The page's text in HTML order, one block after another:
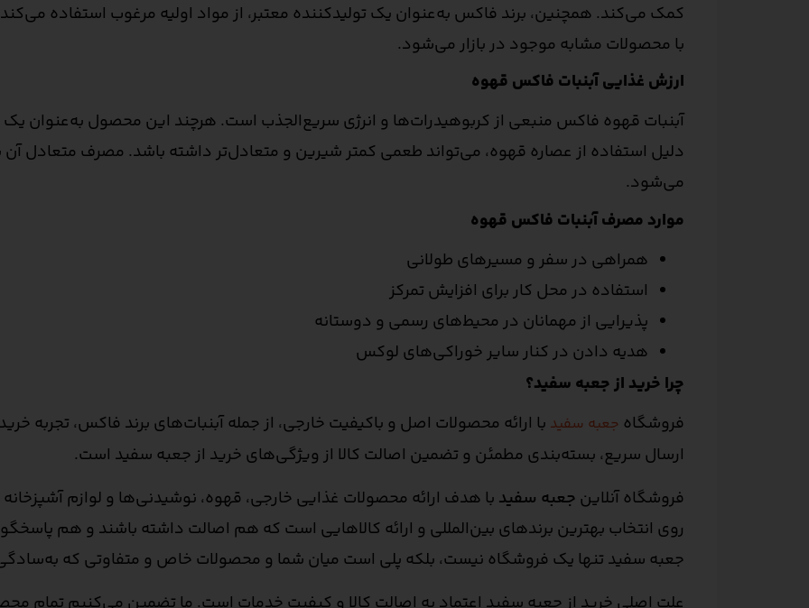
کمک می‌کند. همچنین، برند فاکس به‌عنوان یک تولیدکننده معتبر، از مواد اولیه مرغوب استفاده
با محصولات مشابه موجود در بازار می‌شود.
ارزش غذایی آبنبات فاکس قهوه
آبنبات قهوه فاکس منبعی از کربوهیدرات‌ها و انرژی سریع‌الجذب است. هرچند این محصول به‌عنوان
دلیل استفاده از عصاره قهوه، می‌تواند طعمی کمتر شیرین و متعادل‌تر داشته باشد. مصرف متعادل
می‌شود.
موارد مصرف آبنبات فاکس قهوه
همراهی در سفر و مسیرهای طولانی
استفاده در محل کار برای افزایش تمرکز
پذیرایی از مهمانان در محیط‌های رسمی و دوستانه
هدیه دادن در کنار سایر خوراکی‌های لوکس
چرا خرید از جعبه سفید؟
فروشگاه جعبه سفید با ارائه محصولات اصل و باکیفیت خارجی، از جمله آبنبات‌های برند فاکس، تجربه
ارسال سریع، بسته‌بندی مطمئن و تضمین اصالت کالا از ویژگی‌های خرید از جعبه سفید است.
فروشگاه آنلاین جعبه سفید با هدف ارائه محصولات غذایی خارجی، قهوه، نوشیدنی‌ها و لوازم
روی انتخاب بهترین برندهای بین‌المللی و ارائه کالاهایی است که هم اصالت داشته باشند و هم
جعبه سفید تنها یک فروشگاه نیست، بلکه پلی است میان شما و محصولات خاص و متفاوتی که به‌سادگی